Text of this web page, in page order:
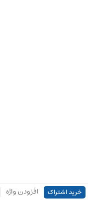
خرید اشتراک افزودن واژه